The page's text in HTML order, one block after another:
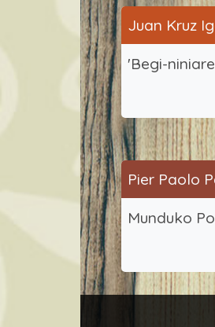
Juan Kruz
'Begi-
Pier Paolo
Munduko